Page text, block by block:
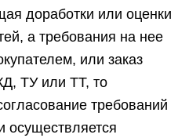
доработки или оценки
а требования на нее
или заказ
ТУ или ТТ, то
требований
осуществляется